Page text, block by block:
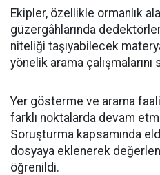
Ekipler, özellikle ormanlık
güzergâhlarında
niteliği taşıyabilecek
yönelik arama çalışmalarını
Yer gösterme ve arama
farklı noktalarda devam
Soruşturma kapsamında
dosyaya eklenerek
öğrenildi.